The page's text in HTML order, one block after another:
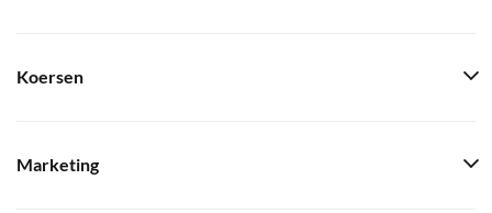
Koersen
Marketing